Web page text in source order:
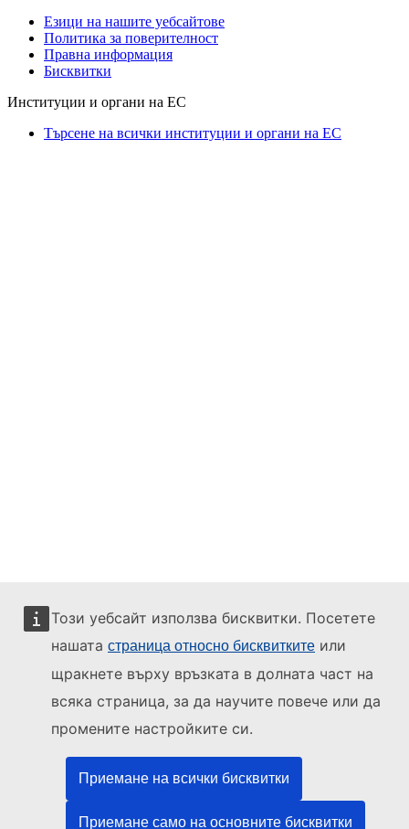
Този уебсайт използва бисквитки. Посетете
нашата страница относно бисквитките или
щракнете върху връзката в долната част на
всяка страница, за да научите повече или да
промените настройките си.
Приемане на всички бисквитки
Приемане само на основните бисквитки
Езици на нашите уебсайтове
Политика за поверителност
Правна информация
Бисквитки
Институции и органи на ЕС
Търсене на всички институции и органи на ЕС